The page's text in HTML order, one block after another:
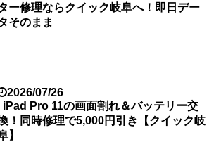
ー修理ならクイック岐阜へ！即日デー
そのまま
2026/07/26
iPad Pro 11の画面割れ＆バッテリー交
！同時修理で5,000円引き【クイック岐
】